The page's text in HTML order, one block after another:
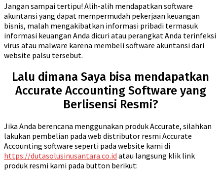
Jangan sampai tertipu! Alih-alih mendapatkan software
akuntansi yang dapat mempermudah pekerjaan keuangan
bisnis, malah mengakibatkan informasi pribadi termasuk
informasi keuangan Anda dicuri atau perangkat Anda terinfeksi
virus atau malware karena membeli software akuntansi dari
website palsu tersebut.
Lalu dimana Saya bisa mendapatkan
Accurate Accounting Software yang
Berlisensi Resmi?
Jika Anda berencana menggunakan produk Accurate, silahkan
lakukan pembelian pada web distributor resmi Accurate
Accounting software seperti pada website kami di
https://dutasolusinusantara.co.id atau langsung klik link
produk resmi kami pada button berikut: